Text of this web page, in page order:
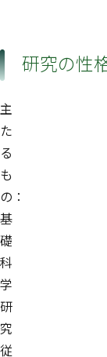
研究の性
主
た
る
も
の：
基
礎
科
学
研
究
従